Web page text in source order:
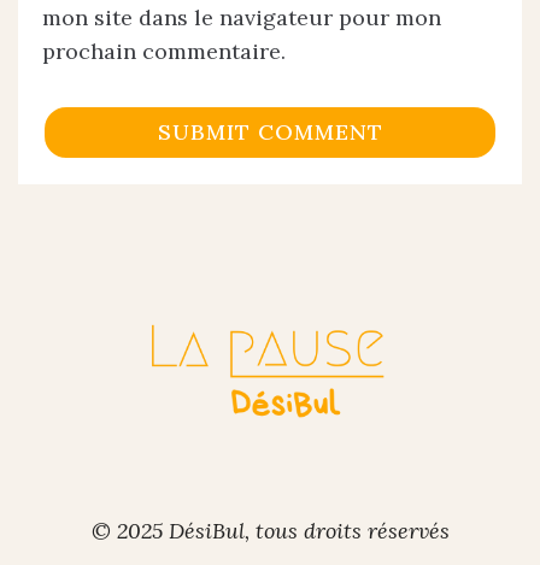
mon site dans le navigateur pour mon
prochain commentaire.
© 2025 DésiBul, tous droits réservés